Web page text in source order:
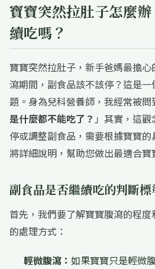
寶寶突然拉肚子怎麼
續吃嗎？
寶寶突然拉肚子，新手爸媽最擔
瀉期間，副食品該不該停？這是
題。身為兒科營養師，我經常被問
是什麼都不能吃了？ 」其實，這
停或調整副食品，需要根據寶寶
將詳細說明，幫助您做出最適合寶
副食品是否繼續吃的判斷標
首先，我們要了解寶寶腹瀉的程
的處理方式：
輕微腹瀉： 如果寶寶只是輕微